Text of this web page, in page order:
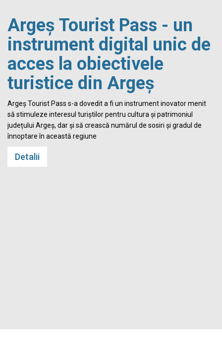
Argeș Tourist Pass - un
instrument digital unic de
acces la obiectivele
turistice din Argeș
Argeș Tourist Pass s-a dovedit a fi un instrument inovator menit
să stimuleze interesul turiștilor pentru cultura și patrimoniul
județului Argeș, dar și să crească numărul de sosiri și gradul de
înnoptare în această regiune
Detalii